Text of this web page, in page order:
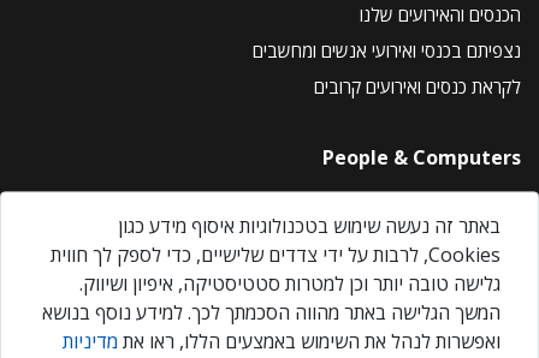
הכנסים והאירועים שלנו
נצפיתם בכנסי ואירועי אנשים ומחשבים
לקראת כנסים ואירועים קרובים
People & Computers
About Us
Privacy Policy
Contact Us
Our Events
באתר זה נעשה שימוש בטכנולוגיות איסוף מידע כגון
Cookies, לרבות על ידי צדדים שלישיים, כדי לספק לך חווית
גלישה טובה יותר וכן למטרות סטטיסטיקה, איפיון ושיווק.
המשך הגלישה באתר מהווה הסכמתך לכך. למידע נוסף בנושא
ואפשרות לנהל את השימוש באמצעים הללו, ראו את מדיניות